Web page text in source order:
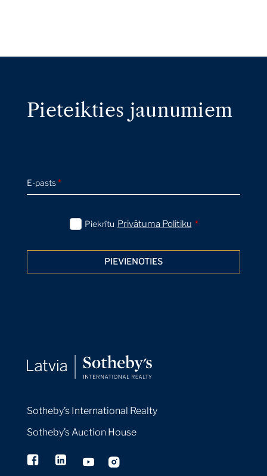
Pieteikties jaunumiem
E-pasts*
Piekrītu Privātuma Politiku *
PIEVIENOTIES
Sotheby’s International Realty
Sotheby’s Auction House